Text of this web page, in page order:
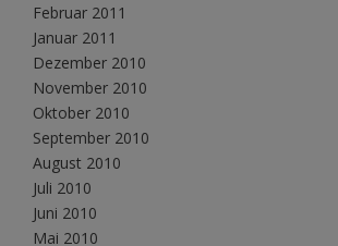
Februar 2011
Januar 2011
Dezember 2010
November 2010
Oktober 2010
September 2010
August 2010
Juli 2010
Juni 2010
Mai 2010